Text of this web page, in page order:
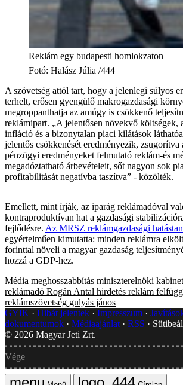
Reklám egy budapesti homlokzaton
Fotó: Halász Júlia /444
A szövetség attól tart, hogy a jelenlegi súlyos
terhelt, erősen gyengülő makrogazdasági
megroppanthatja az amúgy is csökkenő
reklámipart. „A jelentősen növekvő költségek,
infláció és a bizonytalan piaci kilátások
jelentős csökkenését eredményezik, zsugorítva
pénzügyi eredményeket felmutató reklám-és
megadóztatható árbevételeit, sőt nagyon sok
profitabilitását negatívba taszítva” - közölték.
Emellett, mint írják, az iparág reklámadóval
kontraproduktívan hat a gazdasági
fejlődésre. Az MRSZ reklámgazdasági
egyértelműen kimutatta: minden reklámra
forinttal növeli a magyar gazdaság
hozzá a GDP-hez.
Média meghosszabbítás miniszterelnöki
reklámadó Rogán Antal hirdetés reklám
reklámszövetség gulyás jános
GYIK
Hibát jelentek Impresszum
dokumentumok
Médiaajánlat RSS
© 2026 Magyar Jeti Zrt.
Vége